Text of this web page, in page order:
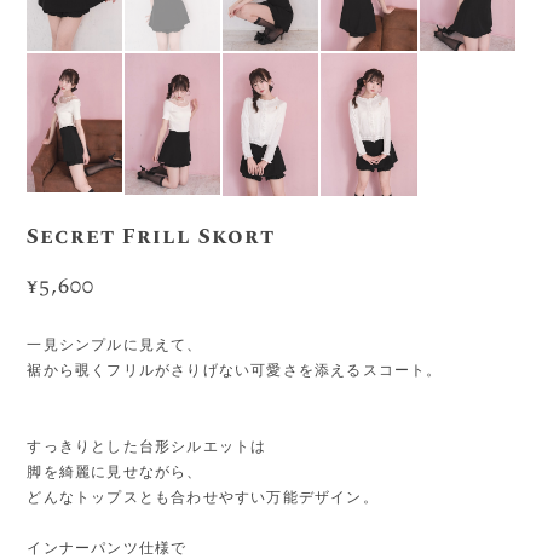
Secret Frill Skort
¥5,600
一見シンプルに見えて、
裾から覗くフリルがさりげない可愛さを添えるスコート。
すっきりとした台形シルエットは
脚を綺麗に見せながら、
どんなトップスとも合わせやすい万能デザイン。
インナーパンツ仕様で